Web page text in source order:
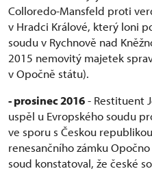
Colloredo-Mansfeld proti
v Hradci Králové, který loni
soudu v Rychnově nad
2015 nemovitý majetek
v Opočně státu).
- prosinec 2016- Restituent
uspěl u Evropského soudu
ve sporu s Českou
renesančního zámku
soud konstatoval, že české